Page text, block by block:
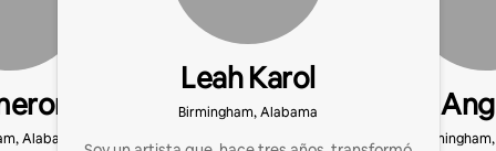
Alabama
Leah Karol
Birmingham, Alabama